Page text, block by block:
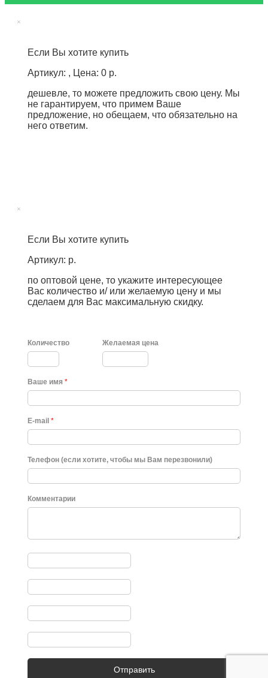
×
Если Вы хотите купить
Артикул: , Цена: 0 р.
дешевле, то можете предложить свою цену. Мы
не гарантируем, что примем Ваше
предложение, но обещаем, что обязательно на
него ответим.
×
Если Вы хотите купить
Артикул: р.
по оптовой цене, то укажите интересующее
Вас количество и/ или желаемую цену и мы
сделаем для Вас максимальную скидку.
Количество Желаемая цена
Ваше имя *
E-mail *
Телефон (если хотите, чтобы мы Вам перезвонили)
Комментарии
Отправить